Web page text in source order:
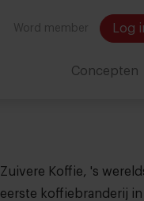
Word member Log
Concepten
Zuivere Koffie, 's
eerste koffiebranderij in